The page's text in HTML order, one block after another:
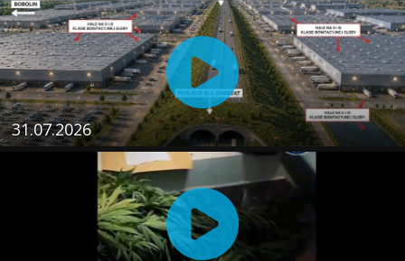
31.07.2026